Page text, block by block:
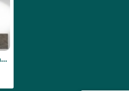
Anemon Mutfak Masası 80x140 (Werzalit, Wermodin ve Allzalit Tabla) - Halong